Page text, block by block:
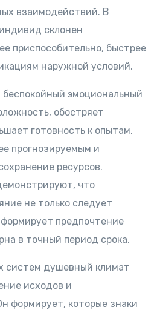
взаимодействий. В
склонен
приспособительно, быстрее
наружной условий.
эмоциональный
обостряет
готовность к опытам.
прогнозируемым и
ресурсов.
что
не только следует
предпочтение
в точный период срока.
систем душевный климат
исходов и
формирует, которые знаки